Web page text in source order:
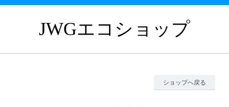
JWGエコショップ
ショップへ戻る